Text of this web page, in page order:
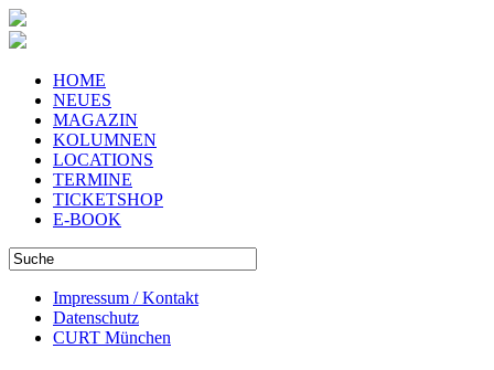
HOME
NEUES
MAGAZIN
KOLUMNEN
LOCATIONS
TERMINE
TICKETSHOP
E-BOOK
Impressum / Kontakt
Datenschutz
CURT München